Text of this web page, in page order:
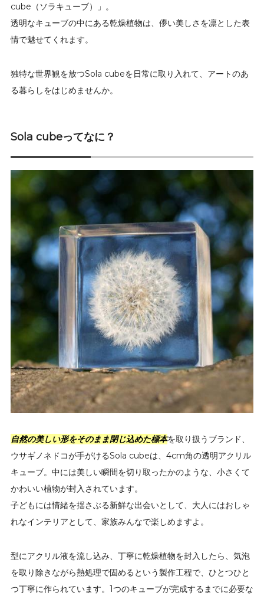
cube（ソラキューブ）」。
透明なキューブの中にある乾燥植物は、儚い美しさを凛とした表
情で魅せてくれます。
独特な世界観を放つSola cubeを日常に取り入れて、アートのあ
る暮らしをはじめませんか。
Sola cubeってなに？
自然の美しい形をそのまま閉じ込めた標本を取り扱うブランド、
ウサギノネドコが手がけるSola cubeは、4cm角の透明アクリル
キューブ。中には美しい瞬間を切り取ったかのような、小さくて
かわいい植物が封入されています。
子どもには情緒を揺さぶる新鮮な出会いとして、大人にはおしゃ
れなインテリアとして、家族みんなで楽しめますよ。
型にアクリル液を流し込み、丁寧に乾燥植物を封入したら、気泡
を取り除きながら熱処理で固めるという製作工程で、ひとつひと
つ丁寧に作られています。1つのキューブが完成するまでに必要な